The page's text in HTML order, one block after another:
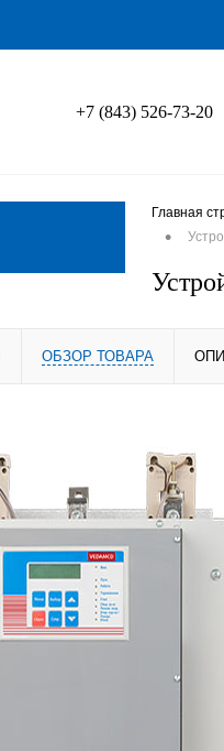
+7 (843) 526-73-20
Главная
•
ОБЗОР ТОВАРА